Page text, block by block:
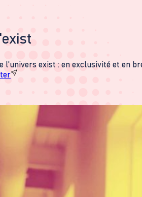
l'univers exist : en exclusivité et en